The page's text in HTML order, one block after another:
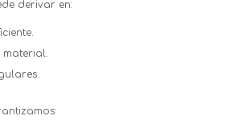
derivar en:
material.